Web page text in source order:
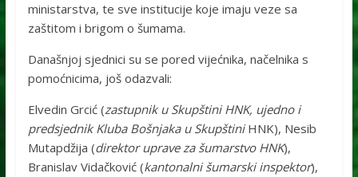
ministarstva, te sve institucije koje imaju veze sa
zaštitom i brigom o šumama.
Današnjoj sjednici su se pored vijećnika, načelnika s
pomoćnicima, još odazvali:
Elvedin Grcić (zastupnik u Skupštini HNK, ujedno i
predsjednik Kluba Bošnjaka u SkupštiniHNK), Nesib
Mutapdžija (direktor uprave za šumarstvo HNK),
Branislav Vidačković (kantonalni šumarski inspektor),